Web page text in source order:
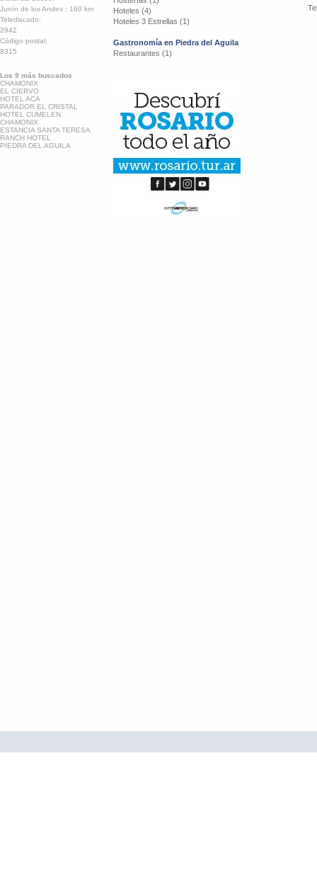
Junín de los Andes : 160 km
Telediscado:
2942
Código postal:
8315
Los 9 más buscados
CHAMONIX
EL CIERVO
HOTEL ACA
PARADOR EL CRISTAL
HOTEL CUMELEN
CHAMONIX
ESTANCIA SANTA TERESA
RANCH HOTEL
PIEDRA DEL AGUILA
Hoteles (4)
Hoteles 3 Estrellas (1)
Gastronomía en Piedra del Aguila
Restaurantes (1)